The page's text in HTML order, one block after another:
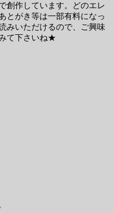
創作しています。どのエレ
とがき等は一部有料になっ
みいただけるので、ご興味
て下さいね★